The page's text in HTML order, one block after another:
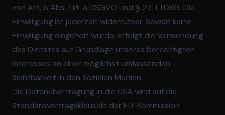
von Art. 6 Abs. 1 lit. a DSGVO und § 25 TTDSG. Die
Einwilligung ist jederzeit widerrufbar. Soweit keine
Einwilligung eingeholt wurde, erfolgt die Verwendung
des Dienstes auf Grundlage unseres berechtigten
Interesses an einer möglichst umfassenden
Sichtbarkeit in den Sozialen Medien.
Die Datenübertragung in die USA wird auf die
Standardvertragsklauseln der EU-Kommission